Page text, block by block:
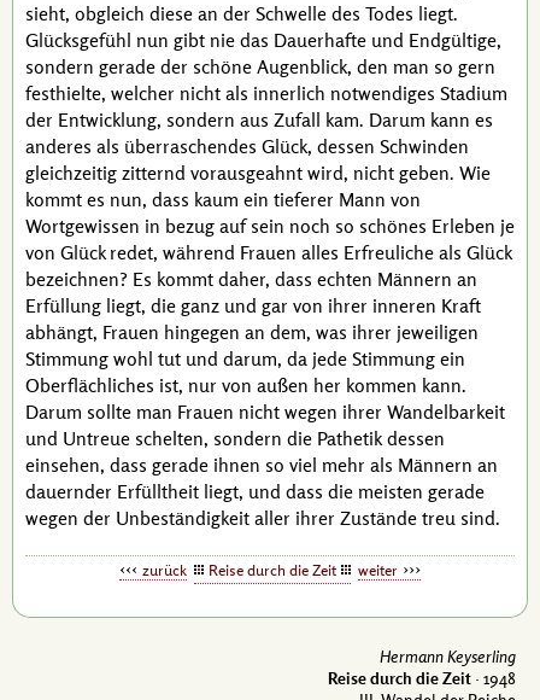
sieht, obgleich diese an der Schwelle des Todes liegt.
Glücksgefühl nun gibt nie das Dauerhafte und Endgültige,
sondern gerade der schöne Augenblick, den man so gern
festhielte, welcher nicht als innerlich notwendiges Stadium
der Entwicklung, sondern aus Zufall kam. Darum kann es
anderes als überraschendes Glück, dessen Schwinden
gleichzeitig zitternd vorausgeahnt wird, nicht geben. Wie
kommt es nun, dass kaum ein tieferer Mann von
Wortgewissen in bezug auf sein noch so schönes Erleben je
von Glück redet, während Frauen alles Erfreuliche als Glück
bezeichnen? Es kommt daher, dass echten Männern an
Erfüllung liegt, die ganz und gar von ihrer inneren Kraft
abhängt, Frauen hingegen an dem, was ihrer jeweiligen
Stimmung wohl tut und darum, da jede Stimmung ein
Oberflächliches ist, nur von außen her kommen kann.
Darum sollte man Frauen nicht wegen ihrer Wandelbarkeit
und Untreue schelten, sondern die Pathetikdessen
einsehen, dass gerade ihnen so viel mehr als Männern an
dauernder Erfülltheit liegt, und dass die meisten gerade
wegen der Unbeständigkeit aller ihrer Zustände treu sind.
zurück Reise durch die Zeit weiter
Hermann Keyserling
Reise durch die Zeit · 1948